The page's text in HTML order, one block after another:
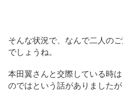
そんな状況で、なんで二人の
でしょうね。
本田翼さんと交際している時
のではという話がありましたが